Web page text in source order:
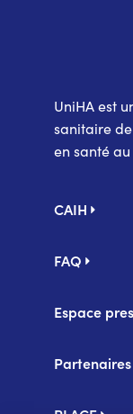
UniHA est
sanitaire
en santé
de
CAIH
FAQ
Espace
Partenaires